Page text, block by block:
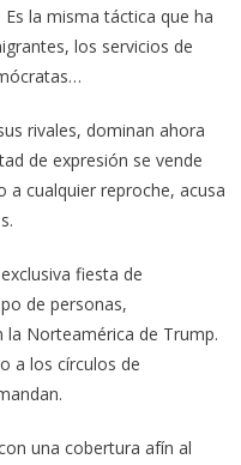
la misma táctica que ha
los servicios de
rivales, dominan ahora
de expresión se vende
a cualquier reproche, acusa
fiesta de
de personas,
la Norteamérica de Trump.
a los círculos de
una cobertura afín al